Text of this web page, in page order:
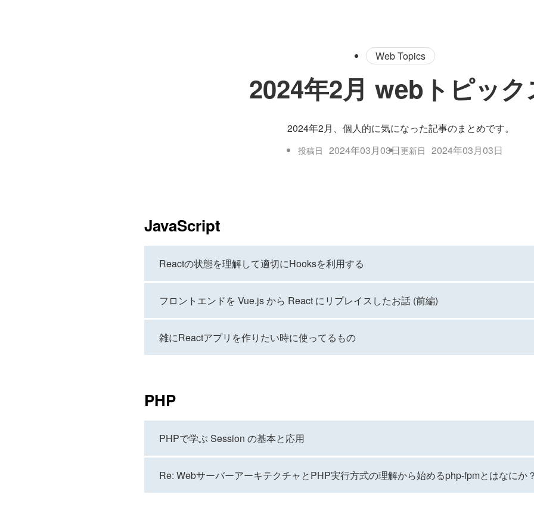
Web Topics
2024年2月 webトピック
2024年2月、個人的に気になった記事のまとめです。
投稿日 2024年03月03日更新日 2024年03月03日
JavaScript
Reactの状態を理解して適切にHooksを利用する
フロントエンドを Vue.js から React にリプレイスしたお話 (前編)
雑にReactアプリを作りたい時に使ってるもの
PHP
PHPで学ぶ Session の基本と応用
Re: WebサーバーアーキテクチャとPHP実行方式の理解から始めるphp-fpmとはなにか